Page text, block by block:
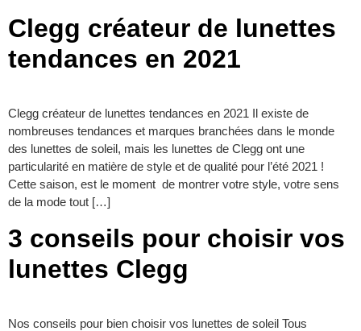
Clegg créateur de lunettes
tendances en 2021
Clegg créateur de lunettes tendances en 2021 Il existe de
nombreuses tendances et marques branchées dans le monde
des lunettes de soleil, mais les lunettes de Clegg ont une
particularité en matière de style et de qualité pour l’été 2021 !
Cette saison, est le moment de montrer votre style, votre sens
de la mode tout […]
3 conseils pour choisir vos
lunettes Clegg
Nos conseils pour bien choisir vos lunettes de soleil Tous